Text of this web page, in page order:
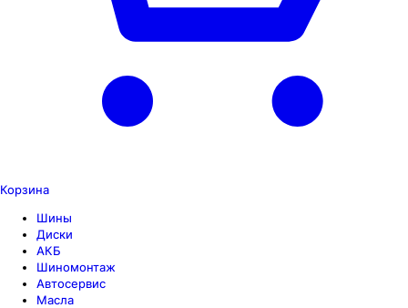
Корзина
Шины
Диски
АКБ
Шиномонтаж
Автосервис
Масла